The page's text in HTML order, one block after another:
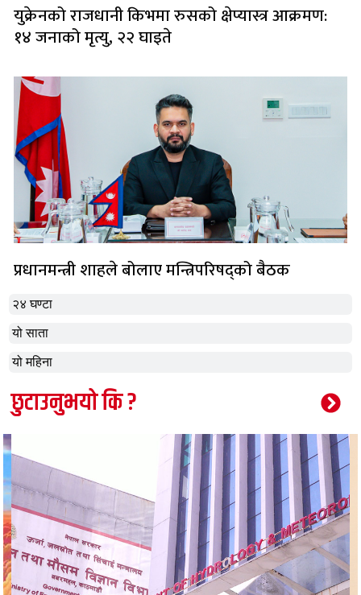
२४ घण्टा
यो साता
यो महिना
युक्रेनको राजधानी किभमा रुसको क्षेप्यास्त्र आक्रमण:
१४ जनाको मृत्यु, २२ घाइते
प्रधानमन्त्री शाहले बोलाए मन्त्रिपरिषद्को बैठक
छुटाउनुभयो कि ?